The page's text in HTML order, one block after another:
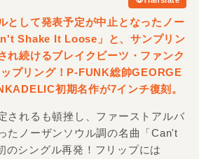
として発表予定が中止となったノー
Shake It Loose」と、サンプリン
れ続けるブレイクビーツ・ファンク
プリング！P-FUNK総帥GEORGE
初期名作が7インチ復刻。
されるも頓挫し、ファーストアルバ
たノーザンソウル調の名曲「Can't
のシングル再発！フリップには